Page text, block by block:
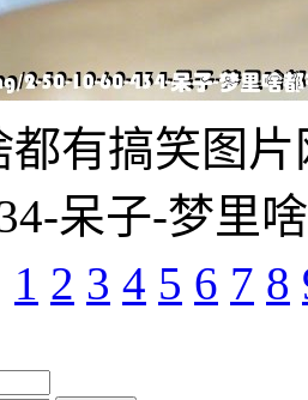
有搞笑图片
呆子-梦里
1 2 3 4 5 6 7 8